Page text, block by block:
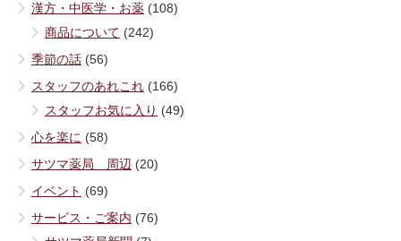
漢方・中医学・お薬 (108)
商品について (242)
季節の話 (56)
スタッフのあれこれ (166)
スタッフお気に入り (49)
心を楽に (58)
サツマ薬局 周辺 (20)
イベント (69)
サービス・ご案内 (76)